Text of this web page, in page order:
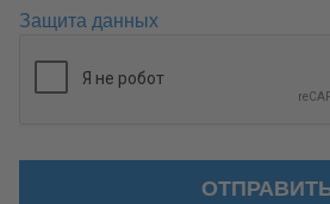
Защита данных